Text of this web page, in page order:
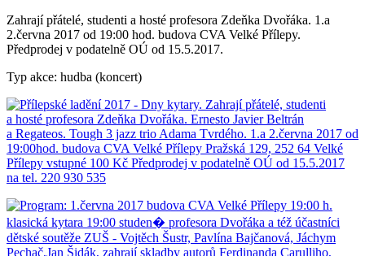
Zahrají přátelé, studenti a hosté profesora Zdeňka Dvořáka. 1.a
2.června 2017 od 19:00 hod. budova CVA Velké Přílepy.
Předprodej v podatelně OÚ od 15.5.2017.
Typ akce: hudba (koncert)